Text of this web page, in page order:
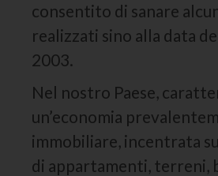
consentito di sanare
realizzati sino alla data
2003.
Nel nostro Paese,
un’economia
immobiliare, incentrata
di appartamenti, terreni,